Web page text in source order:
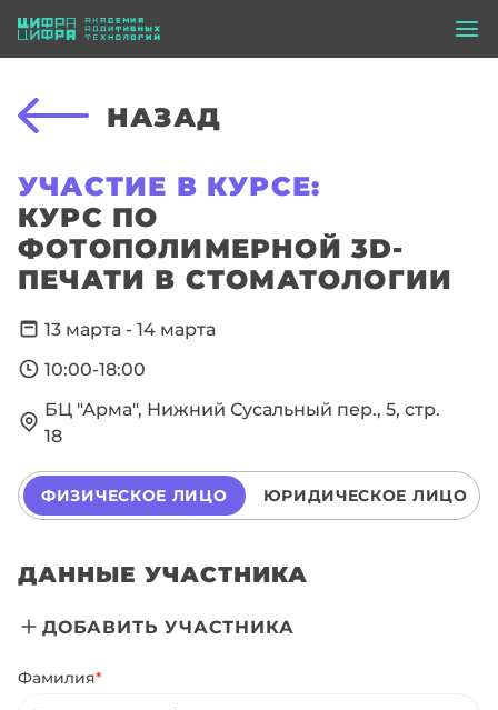
НАЗАД
УЧАСТИЕ В КУРСЕ:
КУРС ПО
ФОТОПОЛИМЕРНОЙ 3D-
ПЕЧАТИ В СТОМАТОЛОГИИ
13 марта - 14 марта
10:00-18:00
БЦ "Арма", Нижний Сусальный пер., 5, стр.
18
ФИЗИЧЕСКОЕ ЛИЦО ЮРИДИЧЕСКОЕ ЛИЦО
ДАННЫЕ УЧАСТНИКА
ДОБАВИТЬ УЧАСТНИКА
Фамилия*